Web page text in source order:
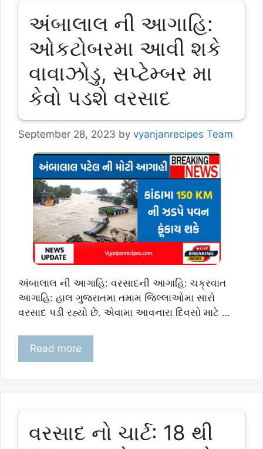
અંબાલાલ ની આગાહિ:
ઓકટોબરમા આવી શકે
વાવાઝોડુ, સપ્ટેમ્બર મા
કેવો પડશે વરસાદ
September 28, 2023 by vyanjanrecipes Team
અંબાલાલ ની આગાહિ: વરસાદની આગાહિ: ચક્રવાત
આગાહિ: હાલ ગુજરાતમા તમામ જિલ્લાઓમા સારો
વરસાદ પડી રહ્યો છે. એવામા આવનારા દિવસો માટે …
Read more
વરસાદ નો ચાર્ટ: 18 થી